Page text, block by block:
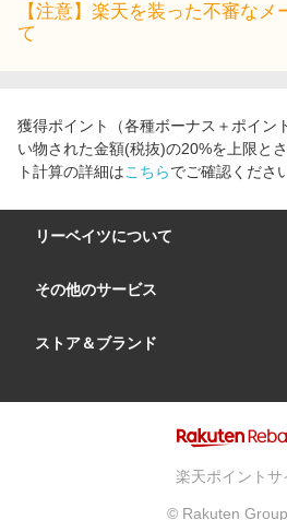
【注意】楽天を装った不審なメ
て
獲得ポイント（各種ボーナス＋ポイン
い物された金額(税抜)の20%を上限と
ト計算の詳細はこちらでご確認くださ
リーベイツについて
会社概要
サイトマップ
リーベイツ ポイントアシスト
その他のサービス
楽天市場
ストア＆ブランド
楽天ポイントサ
© Rakuten